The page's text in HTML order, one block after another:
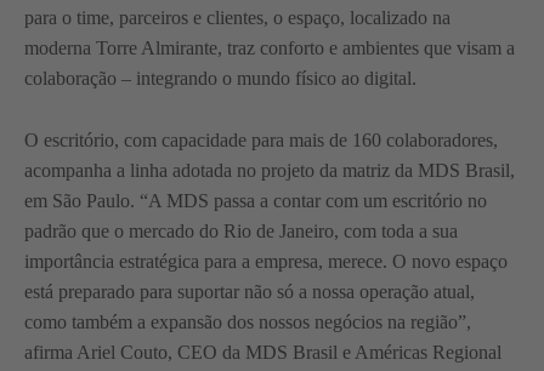
para o time, parceiros e clientes, o espaço, localizado na
moderna Torre Almirante, traz conforto e ambientes que visam a
colaboração – integrando o mundo físico ao digital.
O escritório, com capacidade para mais de 160 colaboradores,
acompanha a linha adotada no projeto da matriz da MDS Brasil,
em São Paulo. “A MDS passa a contar com um escritório no
padrão que o mercado do Rio de Janeiro, com toda a sua
importância estratégica para a empresa, merece. O novo espaço
está preparado para suportar não só a nossa operação atual,
como também a expansão dos nossos negócios na região”,
afirma Ariel Couto, CEO da MDS Brasil e Américas Regional